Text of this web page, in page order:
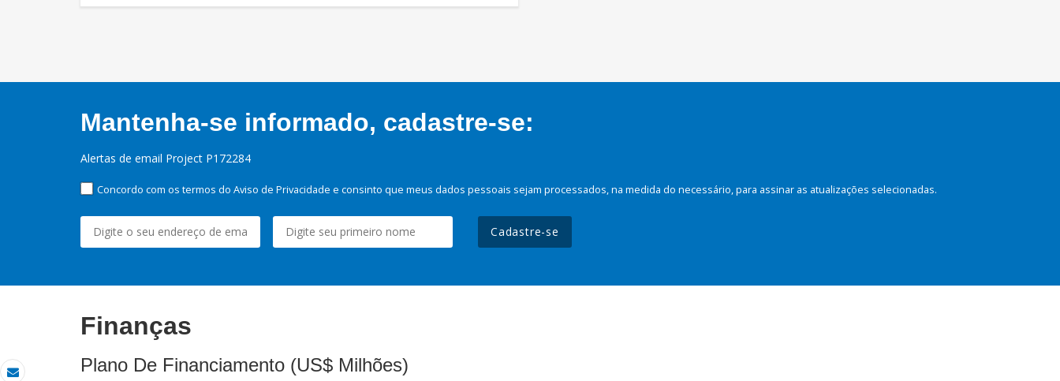
Mantenha-se informado, cadastre-se:
Alertas de email Project P172284
Concordo com os termos do Aviso de Privacidade e consinto que meus dados pessoais sejam processados, na medida do necessário, para assinar as atualizações selecionadas.
Cadastre-se
Finanças
Plano De Financiamento (US$ Milhões)